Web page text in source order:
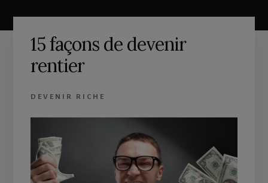
15 façons de devenir
rentier
DEVENIR RICHE